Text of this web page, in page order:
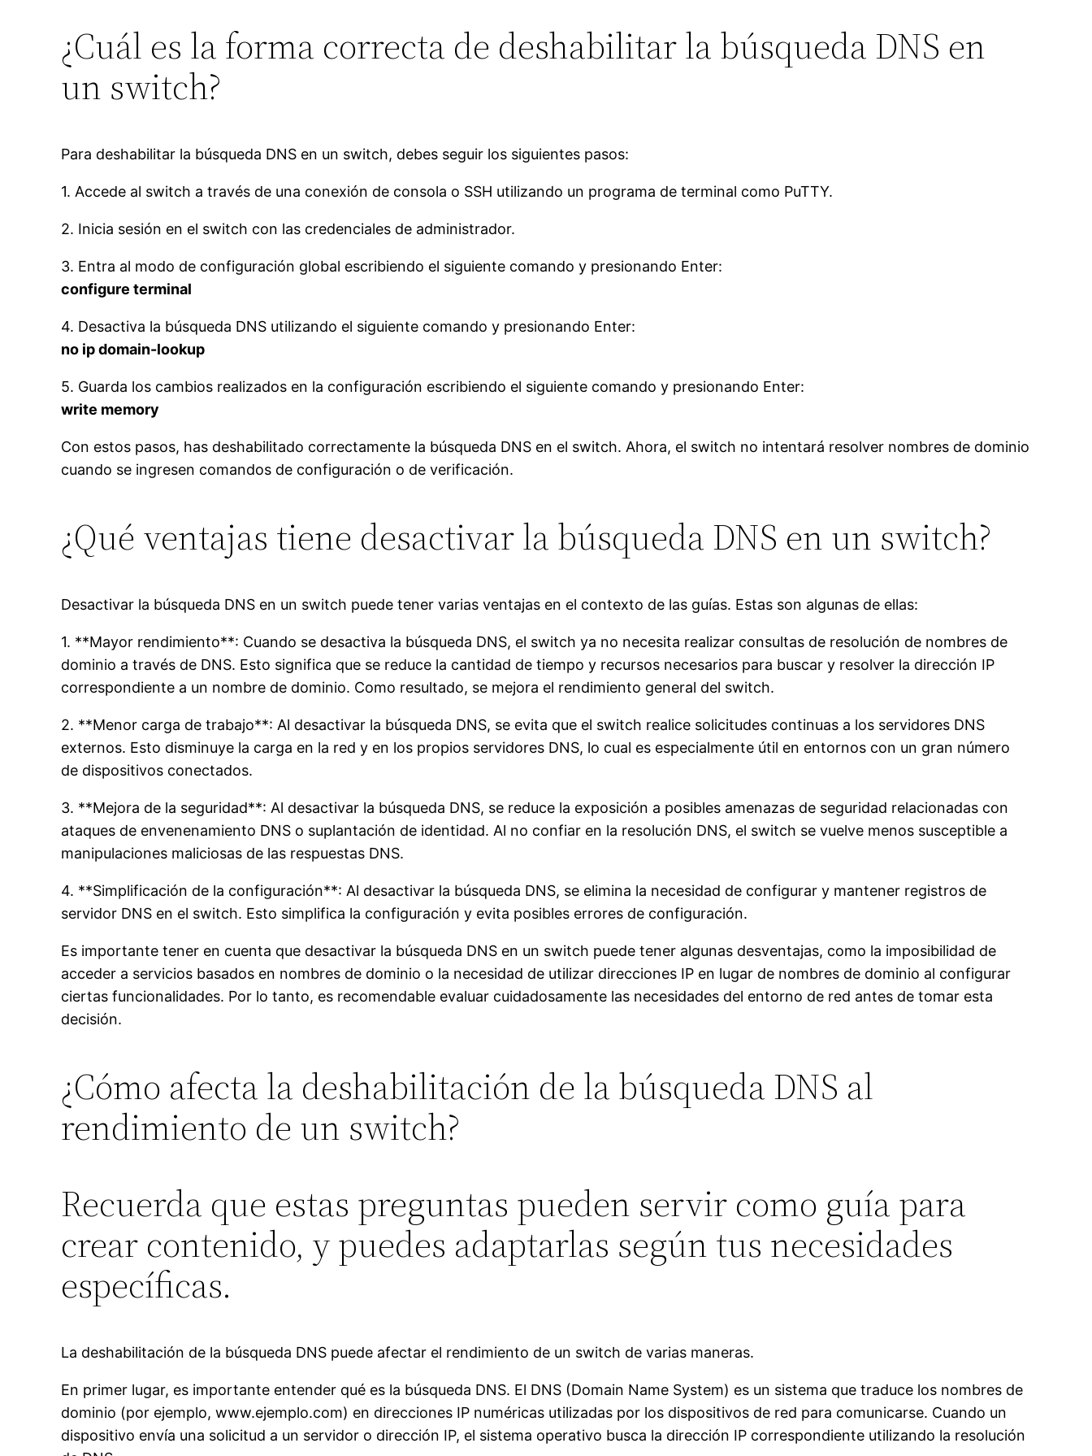
¿Cuál es la forma correcta de deshabilitar la búsqueda DNS en
un switch?
Para deshabilitar la búsqueda DNS en un switch, debes seguir los siguientes pasos:
1. Accede al switch a través de una conexión de consola o SSH utilizando un programa de terminal como PuTTY.
2. Inicia sesión en el switch con las credenciales de administrador.
3. Entra al modo de configuración global escribiendo el siguiente comando y presionando Enter:
configure terminal
4. Desactiva la búsqueda DNS utilizando el siguiente comando y presionando Enter:
no ip domain-lookup
5. Guarda los cambios realizados en la configuración escribiendo el siguiente comando y presionando Enter:
write memory
Con estos pasos, has deshabilitado correctamente la búsqueda DNS en el switch. Ahora, el switch no intentará resolver nombres de dominio
cuando se ingresen comandos de configuración o de verificación.
¿Qué ventajas tiene desactivar la búsqueda DNS en un switch?
Desactivar la búsqueda DNS en un switch puede tener varias ventajas en el contexto de las guías. Estas son algunas de ellas:
1. **Mayor rendimiento**: Cuando se desactiva la búsqueda DNS, el switch ya no necesita realizar consultas de resolución de nombres de
dominio a través de DNS. Esto significa que se reduce la cantidad de tiempo y recursos necesarios para buscar y resolver la dirección IP
correspondiente a un nombre de dominio. Como resultado, se mejora el rendimiento general del switch.
2. **Menor carga de trabajo**: Al desactivar la búsqueda DNS, se evita que el switch realice solicitudes continuas a los servidores DNS
externos. Esto disminuye la carga en la red y en los propios servidores DNS, lo cual es especialmente útil en entornos con un gran número
de dispositivos conectados.
3. **Mejora de la seguridad**: Al desactivar la búsqueda DNS, se reduce la exposición a posibles amenazas de seguridad relacionadas con
ataques de envenenamiento DNS o suplantación de identidad. Al no confiar en la resolución DNS, el switch se vuelve menos susceptible a
manipulaciones maliciosas de las respuestas DNS.
4. **Simplificación de la configuración**: Al desactivar la búsqueda DNS, se elimina la necesidad de configurar y mantener registros de
servidor DNS en el switch. Esto simplifica la configuración y evita posibles errores de configuración.
Es importante tener en cuenta que desactivar la búsqueda DNS en un switch puede tener algunas desventajas, como la imposibilidad de
acceder a servicios basados en nombres de dominio o la necesidad de utilizar direcciones IP en lugar de nombres de dominio al configurar
ciertas funcionalidades. Por lo tanto, es recomendable evaluar cuidadosamente las necesidades del entorno de red antes de tomar esta
decisión.
¿Cómo afecta la deshabilitación de la búsqueda DNS al
rendimiento de un switch?
Recuerda que estas preguntas pueden servir como guía para
crear contenido, y puedes adaptarlas según tus necesidades
específicas.
La deshabilitación de la búsqueda DNS puede afectar el rendimiento de un switch de varias maneras.
En primer lugar, es importante entender qué es la búsqueda DNS. El DNS (Domain Name System) es un sistema que traduce los nombres de
dominio (por ejemplo, www.ejemplo.com) en direcciones IP numéricas utilizadas por los dispositivos de red para comunicarse. Cuando un
dispositivo envía una solicitud a un servidor o dirección IP, el sistema operativo busca la dirección IP correspondiente utilizando la resolución